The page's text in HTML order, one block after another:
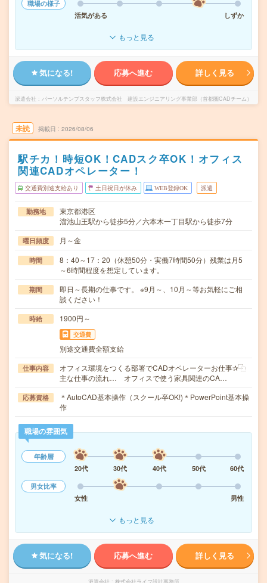
職場の様子
活気がある
しずか
もっと見る
気になる! 応募へ進む 詳しく見る
派遣会社 パーソルテンプスタッフ株式会社 建設エンジニアリング事業部（首都圏CADチーム）
未読 掲載日 2026/08/06
駅チカ！時短OK！CADスク卒OK！オフィス
関連CADオペレーター！
交通費別途支給あり 土日祝日が休み WEB登録OK 派遣
勤務地
東京都港区
溜池山王駅から徒歩5分／六本木一丁目駅から徒歩7分
曜日頻度 月～金
時間
8：40～17：20（休憩50分・実働7時間50分）残業は月5
～6時間程度を想定しています。
期間
即日～長期の仕事です。 ※9月～、10月～等お気軽にご相
談ください！
時給 1900円～
交通費
別途交通費全額支給
仕事内容
オフィス環境をつくる部署でCADオペレーターお仕事✰⿻
主な仕事の流れ… オフィスで使う家具関連のCA…
応募資格
＊AutoCAD基本操作（スクール卒OK!)＊PowerPoint基本操
作
職場の雰囲気
年齢層
20代
30代 40代 50代
60代
男女比率
女性
男性
もっと見る
気になる! 応募へ進む 詳しく見る